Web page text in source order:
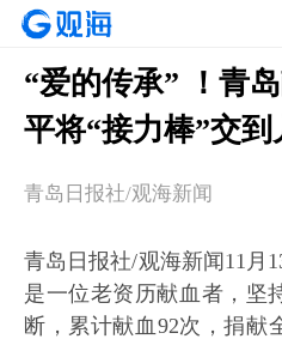
“爱的传承” ！青
平将“接力棒”交到
​青岛日报社/观海新闻
青岛日报社/观海新闻11月
是一位老资历献血者，坚
断，累计献血92次，捐献